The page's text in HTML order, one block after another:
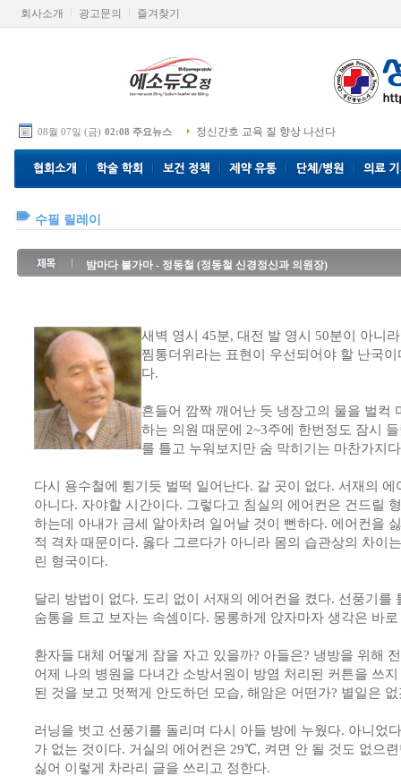
회사소개 광고문의 즐겨찾기
08월 07일 (금) 02:08 주요뉴스 정신간호 교육 질 향상 나선다
수필 릴레이
밤마다 불가마 - 정동철 (정동철 신경정신과 의원장)
새벽 영시 45분, 대전 발 영시 50분이 아니
찜통더위라는 표현이 우선되어야 할 난국
다.
흔들어 깜짝 깨어난 듯 냉장고의 물을 벌컥
하는 의원 때문에 2~3주에 한번정도 잠시
를 틀고 누워보지만 숨 막히기는 마찬가지
다시 용수철에 튕기듯 벌떡 일어난다. 갈 곳이 없다. 서재의
아니다. 자야할 시간이다. 그렇다고 침실의 에어컨은 건드릴
하는데 아내가 금세 알아차려 일어날 것이 뻔하다. 에어컨을
적 격차 때문이다. 옳다 그르다가 아니라 몸의 습관상의 차이
린 형국이다.
달리 방법이 없다. 도리 없이 서재의 에어컨을 켰다. 선풍기를
숨통을 트고 보자는 속셈이다. 몽롱하게 앉자마자 생각은 바
환자들 대체 어떻게 잠을 자고 있을까? 아들은? 냉방을 위해
어제 나의 병원을 다녀간 소방서원이 방염 처리된 커튼을 쓰
된 것을 보고 멋쩍게 안도하던 모습, 해암은 어떤가? 별일은 없
러닝을 벗고 선풍기를 돌리며 다시 아들 방에 누웠다. 아니었
가 없는 것이다. 거실의 에어컨은 29℃, 켜면 안 될 것도 없으
싫어 이렇게 차라리 글을 쓰리고 정한다.